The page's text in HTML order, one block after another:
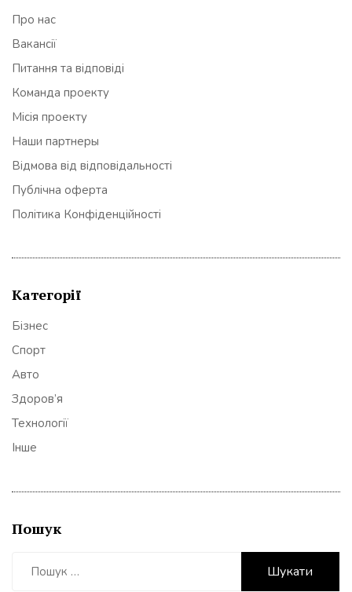
Про нас
Вакансії
Питання та відповіді
Команда проекту
Місія проекту
Наши партнеры
Відмова від відповідальності
Публічна оферта
Політика Конфіденційності
Категорії
Бізнес
Спорт
Авто
Здоров’я
Технології
Інше
Пошук